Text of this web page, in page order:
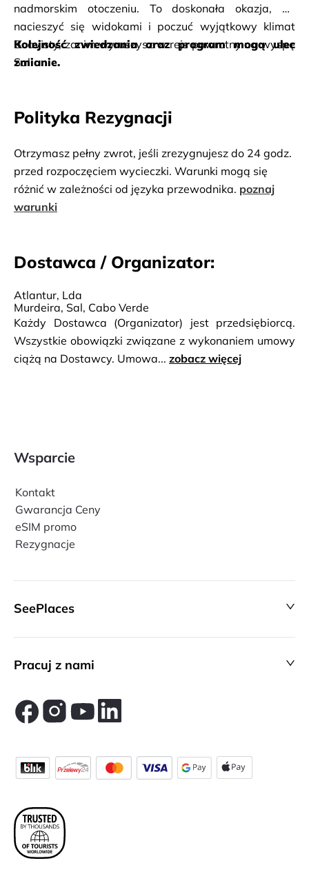
nadmorskim otoczeniu. To doskonała okazja, by
nacieszyć się widokami i poczuć wyjątkowy klimat
Boavisty, zanim wyruszysz w rejs powrotny na wyspę
Sal.
Kolejność zwiedzania oraz program mogą ulec
zmianie.
Polityka Rezygnacji
Otrzymasz pełny zwrot, jeśli zrezygnujesz do 24 godz.
przed rozpoczęciem wycieczki. Warunki mogą się
różnić w zależności od języka przewodnika. poznaj
warunki
Dostawca / Organizator:
Atlantur, Lda
Murdeira, Sal, Cabo Verde
Każdy Dostawca (Organizator) jest przedsiębiorcą.
Wszystkie obowiązki związane z wykonaniem umowy
ciążą na Dostawcy. Umowa... zobacz więcej
Wsparcie
Kontakt
Gwarancja Ceny
eSIM promo
Rezygnacje
SeePlaces
Pracuj z nami